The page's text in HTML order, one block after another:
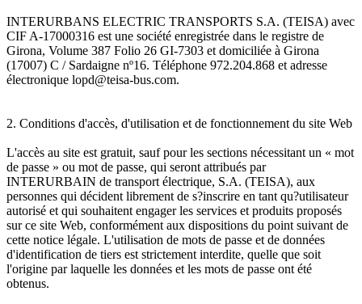
INTERURBANS ELECTRIC TRANSPORTS S.A. (TEISA) avec
CIF A-17000316 est une société enregistrée dans le registre de
Girona, Volume 387 Folio 26 GI-7303 et domiciliée à Girona
(17007) C / Sardaigne nº16. Téléphone 972.204.868 et adresse
électronique lopd@teisa-bus.com.
2. Conditions d'accès, d'utilisation et de fonctionnement du site Web
L'accès au site est gratuit, sauf pour les sections nécessitant un « mot
de passe » ou mot de passe, qui seront attribués par
INTERURBAIN de transport électrique, S.A. (TEISA), aux
personnes qui décident librement de s?inscrire en tant qu?utilisateur
autorisé et qui souhaitent engager les services et produits proposés
sur ce site Web, conformément aux dispositions du point suivant de
cette notice légale. L'utilisation de mots de passe et de données
d'identification de tiers est strictement interdite, quelle que soit
l'origine par laquelle les données et les mots de passe ont été
obtenus.